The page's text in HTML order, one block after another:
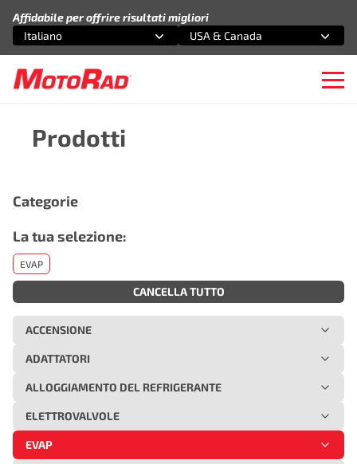
Affidabile per offrire risultati migliori
Seleziona un'opzione
Italiano
Seleziona un'opzione
USA & Canada
Prodotti
Categorie
La tua selezione:
EVAP
CANCELLA TUTTO
ACCENSIONE
ADATTATORI
ALLOGGIAMENTO DEL REFRIGERANTE
ELETTROVALVOLE
EVAP